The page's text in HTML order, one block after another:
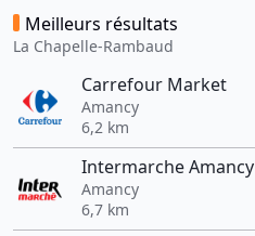
Meilleurs résultats
La Chapelle-Rambaud
Carrefour Market
Amancy
6,2 km
Intermarche Amancy
Amancy
6,7 km